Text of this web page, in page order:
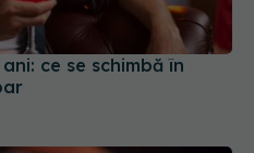
ce se schimbă în